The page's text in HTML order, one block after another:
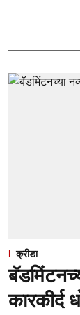
क्रीडा
कारकीर्द